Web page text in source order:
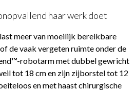
haar werk doet
meer van moeilijk bereikbare
de vaak vergeten ruimte onder de
robotarm met dubbel gewricht
tot 18 cm en zijn zijborstel tot 12
en met haast chirurgische